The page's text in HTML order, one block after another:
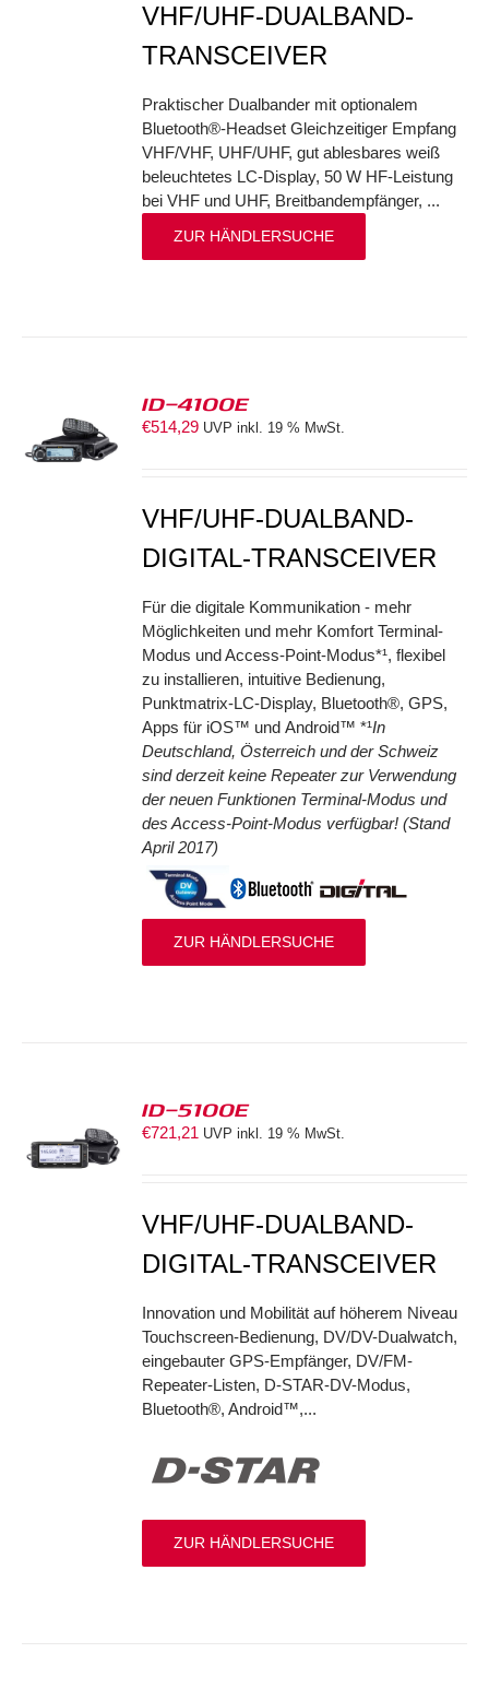
VHF/UHF-DUALBAND-
TRANSCEIVER
Praktischer Dualbander mit optionalem
Bluetooth®-Headset Gleichzeitiger Empfang
VHF/VHF, UHF/UHF, gut ablesbares weiß
beleuchtetes LC-Display, 50 W HF-Leistung
bei VHF und UHF, Breitbandempfänger, ...
ZUR HÄNDLERSUCHE
ID-4100E
€514,29 UVP inkl. 19 % MwSt.
VHF/UHF-DUALBAND-
DIGITAL-TRANSCEIVER
Für die digitale Kommunikation - mehr
Möglichkeiten und mehr Komfort Terminal-
Modus und Access-Point-Modus*¹, flexibel
zu installieren, intuitive Bedienung,
Punktmatrix-LC-Display, Bluetooth®, GPS,
Apps für iOS™ und Android™ *¹In
Deutschland, Österreich und der Schweiz
sind derzeit keine Repeater zur Verwendung
der neuen Funktionen Terminal-Modus und
des Access-Point-Modus verfügbar! (Stand
April 2017)
ZUR HÄNDLERSUCHE
ID-5100E
€721,21 UVP inkl. 19 % MwSt.
VHF/UHF-DUALBAND-
DIGITAL-TRANSCEIVER
Innovation und Mobilität auf höherem Niveau
Touchscreen-Bedienung, DV/DV-Dualwatch,
eingebauter GPS-Empfänger, DV/FM-
Repeater-Listen, D-STAR-DV-Modus,
Bluetooth®, Android™,...
ZUR HÄNDLERSUCHE